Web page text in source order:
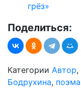
грёз»
Поделиться:
Категории Автор,
Бодрухина,